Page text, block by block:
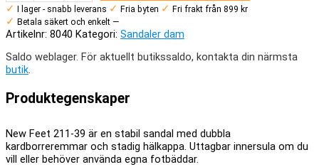
211-
39
mängd
✓ I lager - snabb leverans ✓ Fria byten ✓ Fri frakt från 899 kr
✓ Betala säkert och enkelt —
Artikelnr: 8040 Kategori: Sandaler dam
Saldo weblager. För aktuellt butikssaldo, kontakta din närmsta
butik.
Produktegenskaper
New Feet 211-39 är en stabil sandal med dubbla
kardborreremmar och stadig hälkappa. Uttagbar innersula om du
vill eller behöver använda egna fotbäddar.